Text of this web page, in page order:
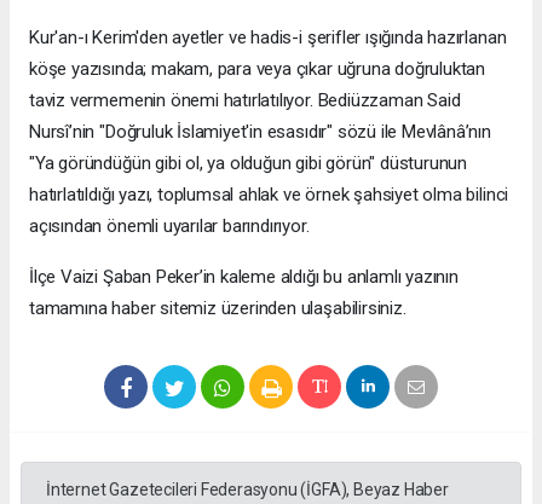
​Kur'an-ı Kerim'den ayetler ve hadis-i şerifler ışığında hazırlanan
köşe yazısında; makam, para veya çıkar uğruna doğruluktan
taviz vermemenin önemi hatırlatılıyor. Bediüzzaman Said
Nursî’nin "Doğruluk İslamiyet'in esasıdır" sözü ile Mevlânâ’nın
"Ya göründüğün gibi ol, ya olduğun gibi görün" düsturunun
hatırlatıldığı yazı, toplumsal ahlak ve örnek şahsiyet olma bilinci
açısından önemli uyarılar barındırıyor.
​İlçe Vaizi Şaban Peker’in kaleme aldığı bu anlamlı yazının
tamamına haber sitemiz üzerinden ulaşabilirsiniz.
İnternet Gazetecileri Federasyonu (İGFA), Beyaz Haber